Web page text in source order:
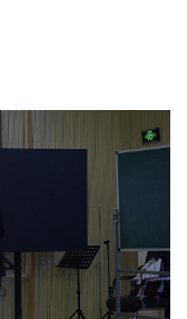
伟参观我校